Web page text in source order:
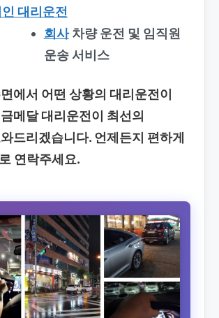
인 대리운전
회사차량 운전 및 임직원
운송 서비스
에서 어떤 상황의 대리운전이
메달 대리운전이 최선의
드리겠습니다. 언제든지 편하게
로 연락주세요.